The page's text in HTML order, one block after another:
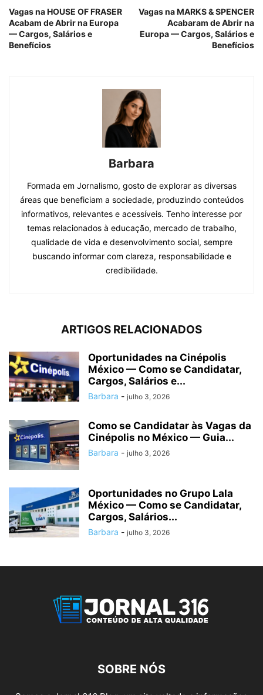
Vagas na HOUSE OF FRASER
Acabam de Abrir na Europa
— Cargos, Salários e
Benefícios
Vagas na MARKS & SPENCER
Acabaram de Abrir na
Europa — Cargos, Salários e
Benefícios
Barbara
Formada em Jornalismo, gosto de explorar as diversas
áreas que beneficiam a sociedade, produzindo conteúdos
informativos, relevantes e acessíveis. Tenho interesse por
temas relacionados à educação, mercado de trabalho,
qualidade de vida e desenvolvimento social, sempre
buscando informar com clareza, responsabilidade e
credibilidade.
ARTIGOS RELACIONADOS
Oportunidades na Cinépolis
México — Como se Candidatar,
Cargos, Salários e...
Barbara - julho 3, 2026
Como se Candidatar às Vagas da
Cinépolis no México — Guia...
Barbara - julho 3, 2026
Oportunidades no Grupo Lala
México — Como se Candidatar,
Cargos, Salários...
Barbara - julho 3, 2026
SOBRE NÓS